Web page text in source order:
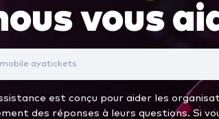
vous
est conçu pour aider les
des réponses à leurs questions. Si